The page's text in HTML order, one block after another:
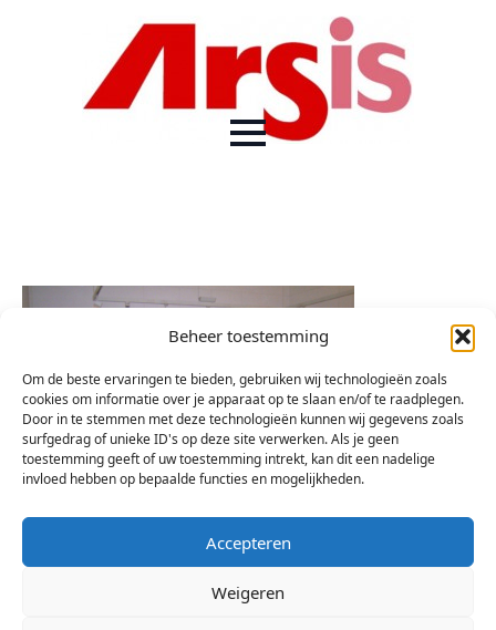
Beheer toestemming
Om de beste ervaringen te bieden, gebruiken wij technologieën zoals
cookies om informatie over je apparaat op te slaan en/of te raadplegen.
Door in te stemmen met deze technologieën kunnen wij gegevens zoals
surfgedrag of unieke ID's op deze site verwerken. Als je geen
toestemming geeft of uw toestemming intrekt, kan dit een nadelige
invloed hebben op bepaalde functies en mogelijkheden.
Accepteren
Weigeren